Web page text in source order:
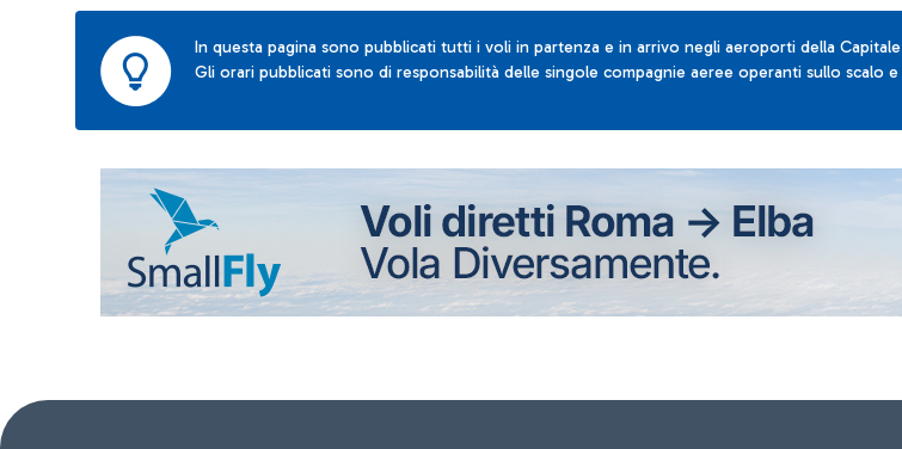
In questa pagina sono pubblicati tutti i voli in partenza e in arrivo negli aeroporti della
Gli orari pubblicati sono di responsabilità delle singole compagnie aeree operanti sullo scalo